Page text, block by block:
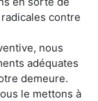
contre
nous
adéquates
demeure.
le mettons à